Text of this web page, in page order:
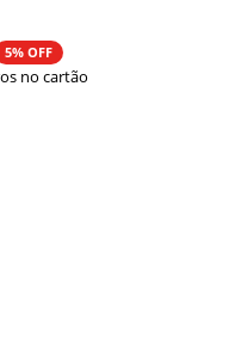
5% OFF
no cartão